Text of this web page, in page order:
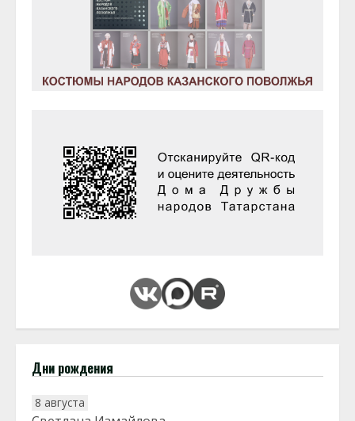
Дни рождения
8 августа